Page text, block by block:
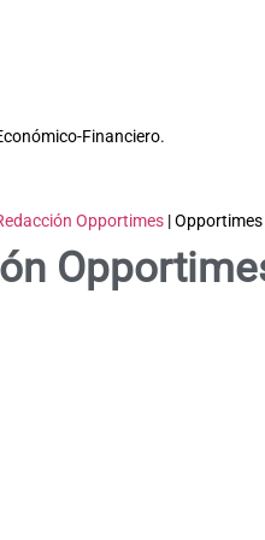
Financiero.
Opportimes | Opportimes